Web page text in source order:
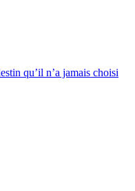
qu’il n’a jamais choisi